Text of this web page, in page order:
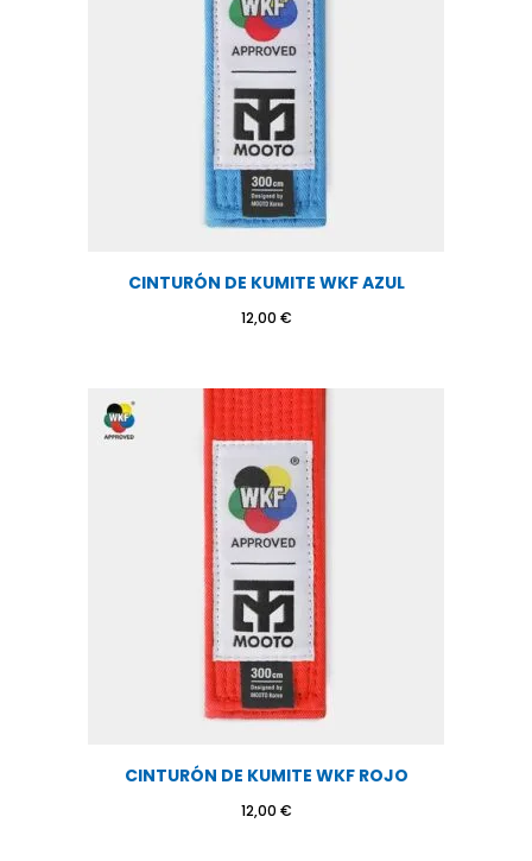
CINTURÓN DE KUMITE WKF AZUL
12,00 €
CINTURÓN DE KUMITE WKF ROJO
12,00 €